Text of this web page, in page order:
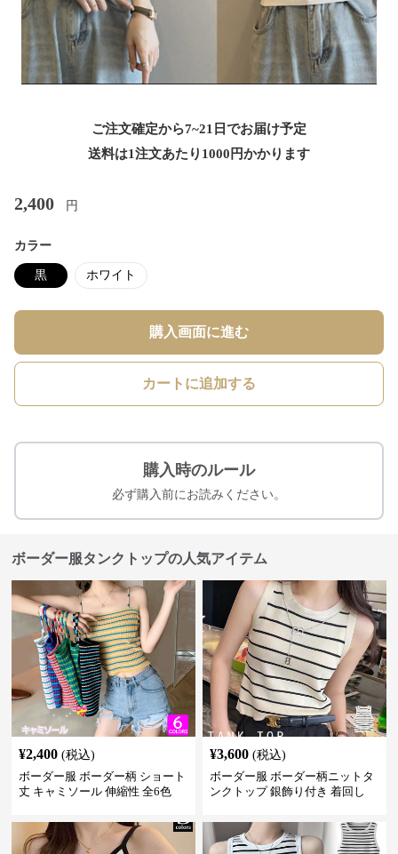
ご注文確定から7~21日でお届け予定
送料は1注文あたり 1000 円かかります
2,400 円
カラー
黒 ホワイト
購入画面に進む
カートに追加する
購入時のルール
必ず購入前にお読みください。
ボーダー服タンクトップの人気アイテム
¥2,400 (税込)
ボーダー服 ボーダー柄 ショート
丈 キャミソール 伸縮性 全6色
¥3,600 (税込)
ボーダー服 ボーダー柄ニットタ
ンクトップ 銀飾り付き 着回し